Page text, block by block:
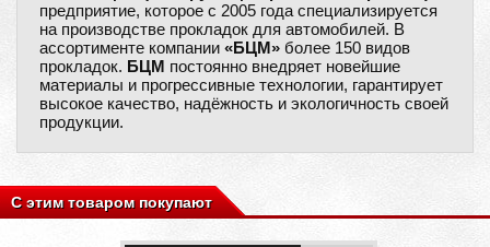
предприятие, которое с 2005 года специализируется
на производстве прокладок для автомобилей. В
ассортименте компании «БЦМ» более 150 видов
прокладок. БЦМ постоянно внедряет новейшие
материалы и прогрессивные технологии, гарантирует
высокое качество, надёжность и экологичность своей
продукции.
С этим товаром покупают